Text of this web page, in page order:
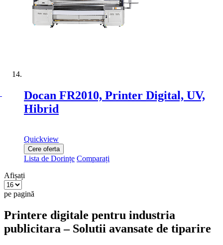
Docan FR2010, Printer Digital, UV,
Hibrid
Quickview
Cere oferta
Lista de Dorințe Comparați
Afișați
pe pagină
Printere digitale pentru industria
publicitara – Solutii avansate de tiparire